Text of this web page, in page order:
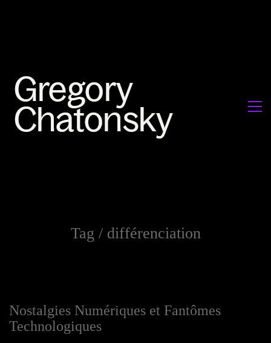
Tag / différenciation
Nostalgies Numériques et Fantômes
Technologiques